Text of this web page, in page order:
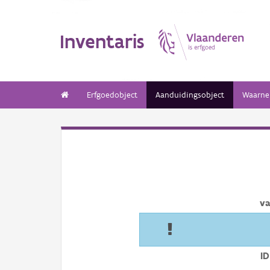
Inventaris
Erfgoedobject Aanduidingsobject
ID